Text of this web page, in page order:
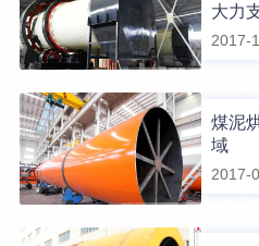
大力
2017-
煤泥
域
2017-